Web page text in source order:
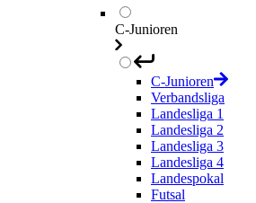
C-Junioren
C-Junioren
Verbandsliga
Landesliga 1
Landesliga 2
Landesliga 3
Landesliga 4
Landespokal
Futsal